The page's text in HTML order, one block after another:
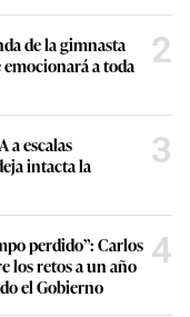
de la gimnasta
a toda
2
a escalas
intacta la
3
perdido”: Carlos
los retos a un año
el Gobierno
4